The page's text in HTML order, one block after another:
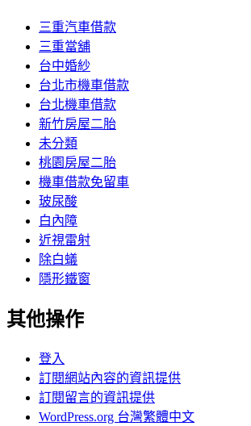
三重汽車借款
三重當舖
台中婚紗
台北市機車借款
台北機車借款
新竹房屋二胎
未分類
桃園房屋二胎
機車借款免留車
玻尿酸
白內障
近視雷射
除白蟻
隱形鐵窗
其他操作
登入
訂閱網站內容的資訊提供
訂閱留言的資訊提供
WordPress.org 台灣繁體中文